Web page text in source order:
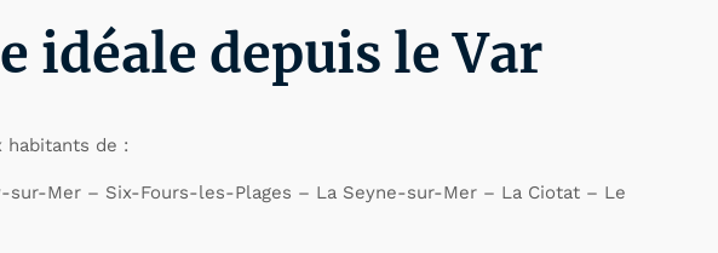
idéale depuis le Var
habitants de :
sur-Mer – Six-Fours-les-Plages – La Seyne-sur-Mer – La Ciotat – Le